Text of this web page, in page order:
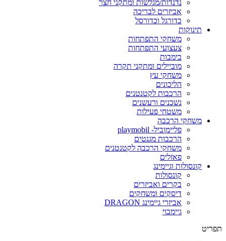
נדנדות/מגלשות ומתקני חצר
אביזרים לבריכה
כדורגל וכדורסל
תינוקות
משחקי התפתחות
צעצועי התפתחות
בימבות
מוביילים ומתקני תקרה
משחקי עץ
הליכונים
הרכבות לקטנטנים
נשכנים ורעשנים
משטחי פעילות
משחקי הרכבה
פליימוביל- playmobil
הרכבות מגנטים
משחקי הרכבה לקטנטנים
פאזלים
קונסולות וגיימינג
קונסולות
בקרים ואביזרים
דיסקים ומשחקים
אביזרי גיימינג DRAGON
גיימבוי
תפריט